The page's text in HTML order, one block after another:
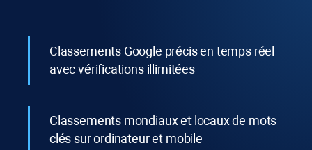
Classements Google précis en temps réel
avec vérifications illimitées
Classements mondiaux et locaux de mots
clés sur ordinateur et mobile